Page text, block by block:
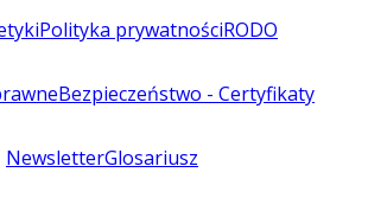
Polityka prywatnościRODO
Bezpieczeństwo - Certyfikaty
NewsletterGlosariusz